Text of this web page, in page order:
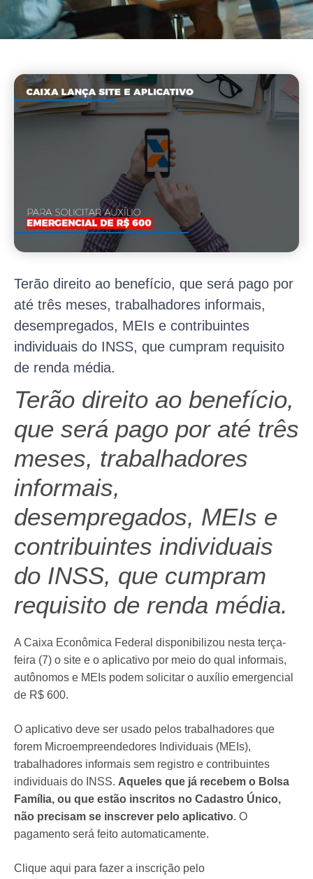
Terão direito ao benefício, que será pago por
até três meses, trabalhadores informais,
desempregados, MEIs e contribuintes
individuais do INSS, que cumpram requisito
de renda média.
Terão direito ao benefício,
que será pago por até três
meses, trabalhadores
informais,
desempregados, MEIs e
contribuintes individuais
do INSS, que cumpram
requisito de renda média.
A Caixa Econômica Federal disponibilizou nesta terça-
feira (7) o site e o aplicativo por meio do qual informais,
autônomos e MEIs podem solicitar o auxílio emergencial
de R$ 600.
O aplicativo deve ser usado pelos trabalhadores que
forem Microempreendedores Individuais (MEIs),
trabalhadores informais sem registro e contribuintes
individuais do INSS. Aqueles que já recebem o Bolsa
Família, ou que estão inscritos no Cadastro Único,
não precisam se inscrever pelo aplicativo. O
pagamento será feito automaticamente.
Clique aqui para fazer a inscrição pelo